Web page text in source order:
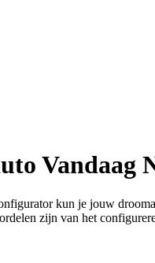
Vandaag
kun je jouw
zijn van het